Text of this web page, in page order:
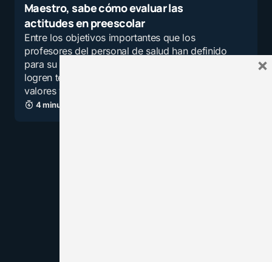
Maestro, sabe cómo evaluar las
actitudes en preescolar
Entre los objetivos importantes que los
profesores del personal de salud han definido
para su enseñanza figura el que los estudiantes
logren tener intereses, actitudes, juicios,
valores y…
4 minutos de lectura
×